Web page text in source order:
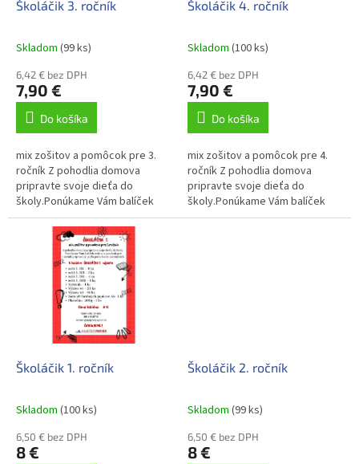
Školáčik 3. ročník
Skladom (99 ks)
6,42 € bez DPH
7,90 €
Do košíka
mix zošitov a pomôcok pre 3.
ročník Z pohodlia domova
pripravte svoje dieťa do
školy.Ponúkame Vám balíček
zošitov a pomôcok pre 3 .ročník
ZŠ pripravený podľa
požiadaviek...
Školáčik 4. ročník
Skladom (100 ks)
6,42 € bez DPH
7,90 €
Do košíka
mix zošitov a pomôcok pre 4.
ročník Z pohodlia domova
pripravte svoje dieťa do
školy.Ponúkame Vám balíček
zošitov a pomôcok pre 4 .ročník
Školáčik 1. ročník
Skladom (100 ks)
6,50 € bez DPH
8 €
Školáčik 2. ročník
Skladom (99 ks)
6,50 € bez DPH
8 €